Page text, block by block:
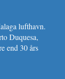
lufthavn.
Duquesa,
end 30 års